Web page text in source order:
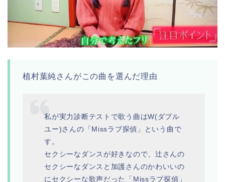
植村葉純さんがこの曲を選んだ理由
私が実力診断テストで歌う曲はW(ダブル
ユー)さんの「Missラブ探偵」という曲で
す。
セクシーなダンスが好きなので、辻さんの
セクシーなダンスと加護さんのかわいいの
にセクシーな歌声だった「Missラブ探偵」